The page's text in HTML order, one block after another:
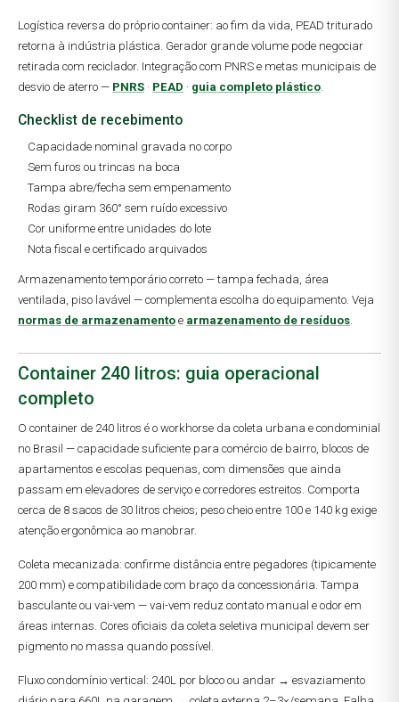
Logística reversa do próprio container: ao fim da vida, PEAD triturado
retorna à indústria plástica. Gerador grande volume pode negociar
retirada com reciclador. Integração com PNRS e metas municipais de
desvio de aterro — PNRS · PEAD · guia completo plástico.
Checklist de recebimento
Capacidade nominal gravada no corpo
Sem furos ou trincas na boca
Tampa abre/fecha sem empenamento
Rodas giram 360° sem ruído excessivo
Cor uniforme entre unidades do lote
Nota fiscal e certificado arquivados
Armazenamento temporário correto — tampa fechada, área
ventilada, piso lavável — complementa escolha do equipamento. Veja
normas de armazenamento e armazenamento de resíduos
Container 240 litros: guia operacional
completo
O container de 240 litros é o workhorse da coleta urbana e condominial
no Brasil — capacidade suficiente para comércio de bairro, blocos de
apartamentos e escolas pequenas, com dimensões que ainda
passam em elevadores de serviço e corredores estreitos. Comporta
cerca de 8 sacos de 30 litros cheios; peso cheio entre 100 e 140 kg exige
atenção ergonômica ao manobrar.
Coleta mecanizada: confirme distância entre pegadores (tipicamente
200 mm) e compatibilidade com braço da concessionária. Tampa
basculante ou vai-vem — vai-vem reduz contato manual e odor em
áreas internas. Cores oficiais da coleta seletiva municipal devem ser
pigmento no massa quando possível.
Fluxo condomínio vertical: 240L por bloco ou andar → esvaziamento